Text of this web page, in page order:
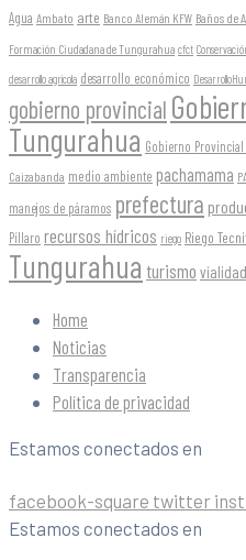
Agua Ambato arte Banco Alemán KFW Baños de
Formación Ciudadana de Tungurahua cfct
desarrollo agrícola desarrollo económico
gobierno provincial
Tungurahua Gobierno
Caizabanda medio ambiente pachamama
manejos de páramos prefectura
Píllaro recursos hídricos riego Riego
Tungurahua turismo vialidad
Home
Noticias
Transparencia
Política de privacidad
Estamos conectados en
facebook-square twitter
Estamos conectados en